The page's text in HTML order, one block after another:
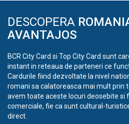
DESCOPERA
AVANTAJOS
BCR City Card si Top City Card sunt
instant in reteaua de parteneri ce
Cardurile fiind dezvoltate la nivel
romani sa calatoreasca mai mult prin
avem toate aceste locuri deosebite si
comerciale, fie ca sunt cultural-
direct.